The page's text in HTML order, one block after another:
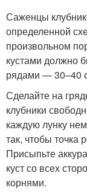
Саженцы
определенной
произвольном
кустами должно
рядами — 30–40
Сделайте на
клубники
каждую лунку
так, чтобы точка
Присыпьте
куст со всех
корнями.